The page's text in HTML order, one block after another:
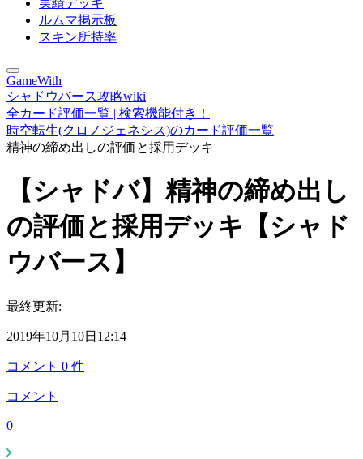
実績デッキ
ルムマ掲示板
スキン所持率
GameWith
シャドウバース攻略wiki
全カード評価一覧 | 検索機能付き！
時空転生(クロノジェネシス)のカード評価一覧
精神の締め出しの評価と採用デッキ
【シャドバ】精神の締め出し
の評価と採用デッキ【シャド
ウバース】
最終更新:
2019年10月10日12:14
コメント 0 件
コメント
0